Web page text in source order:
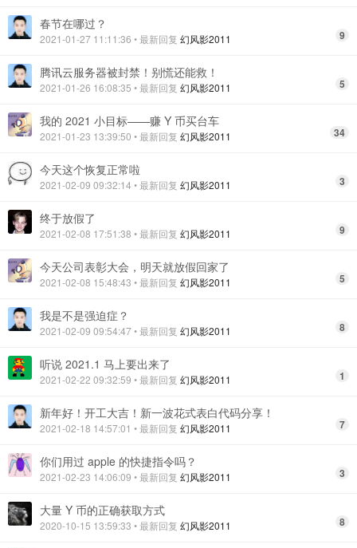
春节在哪过？
2021-01-27 11:11:36 • 最新回复 幻风影2011 9
腾讯云服务器被封禁！别慌还能救！
2021-01-26 16:08:35 • 最新回复 幻风影2011 5
我的 2021 小目标——赚 Y 币买台车
2021-01-23 13:39:50 • 最新回复 幻风影2011 34
今天这个恢复正常啦
2021-02-09 09:32:14 • 最新回复 幻风影2011 3
终于放假了
2021-02-08 17:51:38 • 最新回复 幻风影2011 9
今天公司表彰大会，明天就放假回家了
2021-02-08 15:48:43 • 最新回复 幻风影2011 5
我是不是强迫症？
2021-02-09 09:54:47 • 最新回复 幻风影2011 8
听说 2021.1 马上要出来了
2021-02-22 09:32:59 • 最新回复 幻风影2011 1
新年好！开工大吉！新一波花式表白代码分享！
2021-02-18 14:57:01 • 最新回复 幻风影2011 7
你们用过 apple 的快捷指令吗？
2021-02-23 14:06:09 • 最新回复 幻风影2011 3
大量 Y 币的正确获取方式
2020-10-15 13:59:33 • 最新回复 幻风影2011 8